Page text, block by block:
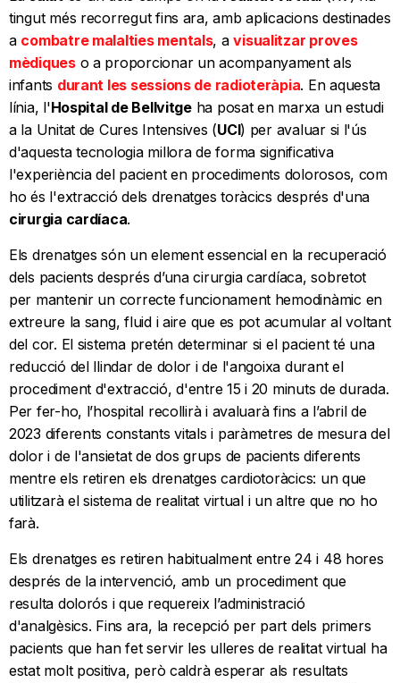
tingut més recorregut fins ara, amb aplicacions destinades
a combatre malalties mentals, avisualitzar proves
mèdiqueso a proporcionar un acompanyament als
infants durant les sessions de radioteràpia. En aquesta
línia, l'Hospital de Bellvitgeha posat en marxa un estudi
a la Unitat de Cures Intensives (UCI) per avaluar si l'ús
d'aquesta tecnologia millora de forma significativa
l'experiència del pacient en procediments dolorosos, com
ho és l'extracció dels drenatges toràcics després d'una
cirurgia cardíaca.
Els drenatges són un element essencial en la recuperació
dels pacients després d’una cirurgia cardíaca, sobretot
per mantenir un correcte funcionament hemodinàmic en
extreure la sang, fluid i aire que es pot acumular al voltant
del cor. El sistema pretén determinar si el pacient té una
reducció del llindar de dolor i de l'angoixa durant el
procediment d'extracció, d'entre 15 i 20 minuts de durada.
Per fer-ho, l’hospital recollirà i avaluarà fins a l’abril de
2023 diferents constants vitals i paràmetres de mesura del
dolor i de l'ansietat de dos grups de pacients diferents
mentre els retiren els drenatges cardiotoràcics: un que
utilitzarà el sistema de realitat virtual i un altre que no ho
farà.
Els drenatges es retiren habitualment entre 24 i 48 hores
després de la intervenció, amb un procediment que
resulta dolorós i que requereix l’administració
d'analgèsics. Fins ara, la recepció per part dels primers
pacients que han fet servir les ulleres de realitat virtual ha
estat molt positiva, però caldrà esperar als resultats